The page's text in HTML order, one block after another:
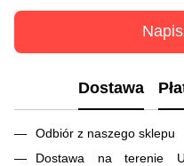
Dostawa
Odbiór z naszego sklepu
Dostawa na terenie